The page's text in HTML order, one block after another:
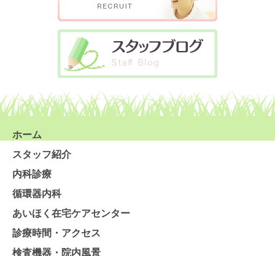
ホーム
スタッフ紹介
内科診療
循環器内科
あいほく在宅ケアセンター
診療時間・アクセス
検査機器・院内風景